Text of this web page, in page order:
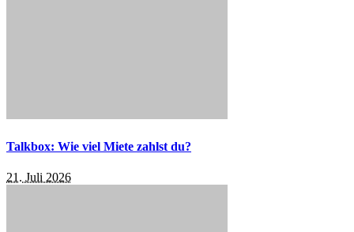
Talkbox: Wie viel Miete zahlst du?
21. Juli 2026